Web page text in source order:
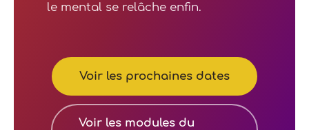
le mental se relâche enfin.
Voir les prochaines dates
Voir les modules du